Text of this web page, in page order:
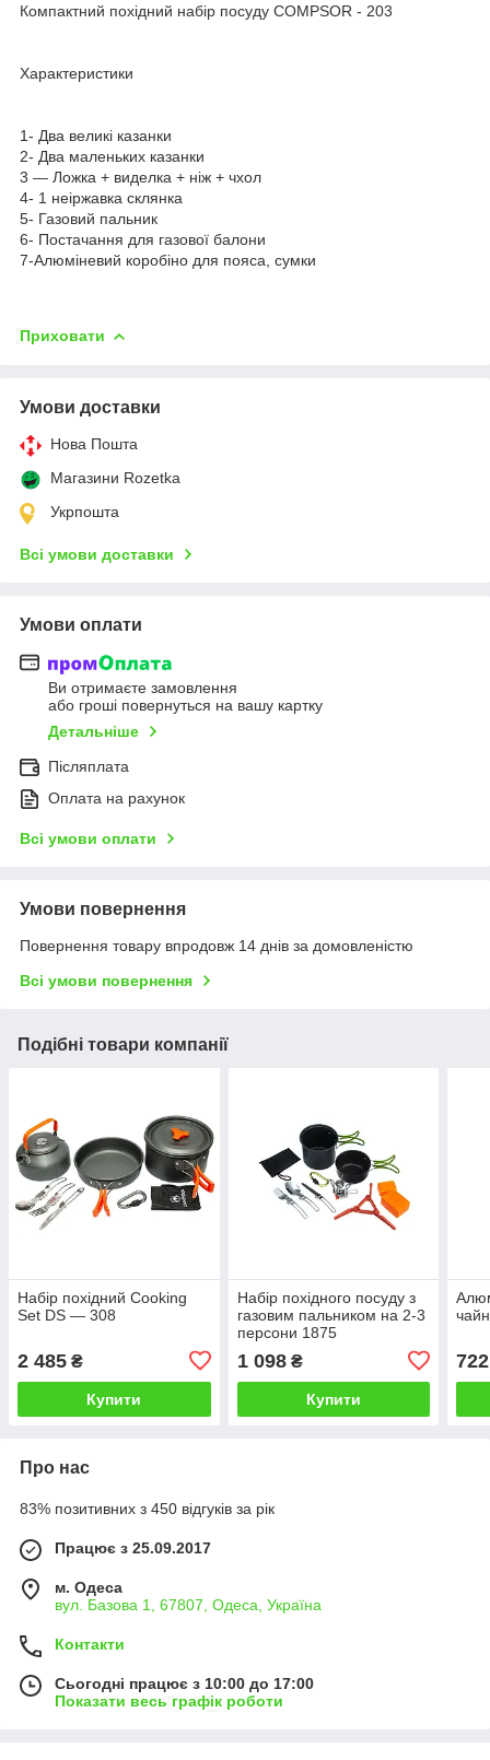
Компактний похідний набір посуду COMPSOR - 203
Характеристики
1- Два великі казанки
2- Два маленьких казанки
3 — Ложка + виделка + ніж + чхол
4- 1 неіржавка склянка
5- Газовий пальник
6- Постачання для газової балони
7-Алюміневий коробіно для пояса, сумки
Приховати
Умови доставки
Нова Пошта
Магазини Rozetka
Укрпошта
Всі умови доставки
Умови оплати
Ви отримаєте замовлення
або гроші повернуться на вашу картку
Детальніше
Післяплата
Оплата на рахунок
Всі умови оплати
Умови повернення
Повернення товару впродовж 14 днів за домовленістю
Всі умови повернення
Подібні товари компанії
Набір похідний Cooking
Set DS — 308
2 485 ₴
Купити
Набір похідного посуду з
газовим пальником на 2-3
персони 1875
1 098₴
Купити
722
Про нас
83% позитивних з 450 відгуків за рік
Працює з 25.09.2017
м. Одеса
вул. Базова 1, 67807, Одеса, Україна
Контакти
Сьогодні працює з 10:00 до 17:00
Показати весь графік роботи